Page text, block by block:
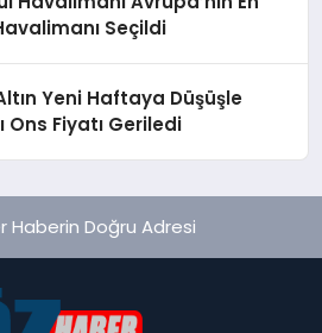
Seçildi
Yeni Haftaya Düşüşle
Ons Fiyatı Geriledi
Haberin Doğru Adresi